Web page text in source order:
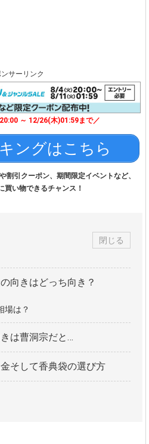
サーリンク
～ 12/26(木)01:59まで／
ングはこちら
割引クーポン、期間限定イベントなど、
買い物できるチャンス！
閉じる
向きはどっち向き？
場は？
は曹洞宗だと…
そして香典袋の選び方